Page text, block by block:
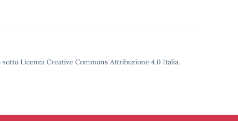
Licenza Creative Commons Attribuzione 4.0 Italia.